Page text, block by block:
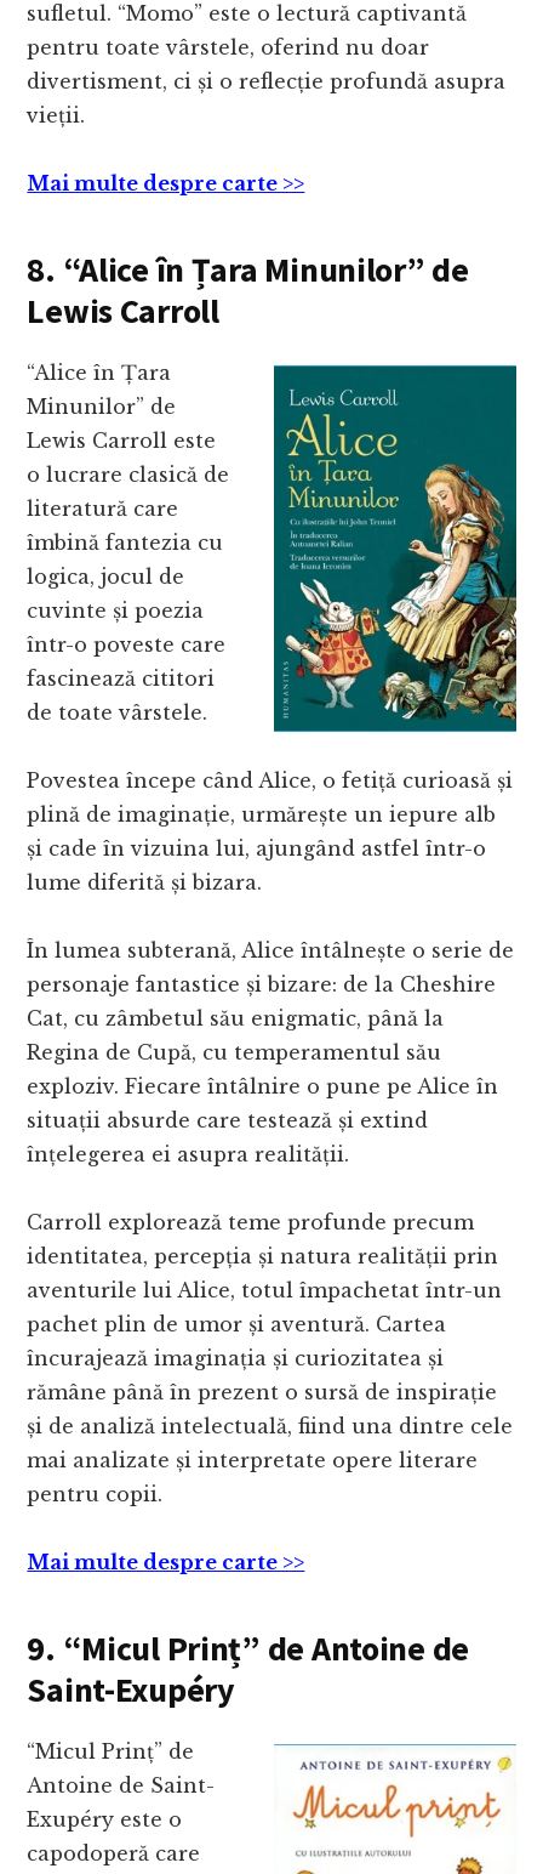
sufletul. “Momo” este o lectură captivantă
pentru toate vârstele, oferind nu doar
divertisment, ci și o reflecție profundă asupra
vieții.
Mai multe despre carte >>
8. “Alice în Țara Minunilor” de
Lewis Carroll
“Alice în Țara
Minunilor” de
Lewis Carroll este
o lucrare clasică de
literatură care
îmbină fantezia cu
logica, jocul de
cuvinte și poezia
într-o poveste care
fascinează cititori
de toate vârstele.
Povestea începe când Alice, o fetiță curioasă și
plină de imaginație, urmărește un iepure alb
și cade în vizuina lui, ajungând astfel într-o
lume diferită și bizara.
În lumea subterană, Alice întâlnește o serie de
personaje fantastice și bizare: de la Cheshire
Cat, cu zâmbetul său enigmatic, până la
Regina de Cupă, cu temperamentul său
exploziv. Fiecare întâlnire o pune pe Alice în
situații absurde care testează și extind
înțelegerea ei asupra realității.
Carroll explorează teme profunde precum
identitatea, percepția și natura realității prin
aventurile lui Alice, totul împachetat într-un
pachet plin de umor și aventură. Cartea
încurajează imaginația și curiozitatea și
rămâne până în prezent o sursă de inspirație
și de analiză intelectuală, fiind una dintre cele
mai analizate și interpretate opere literare
pentru copii.
Mai multe despre carte >>
9. “Micul Prinț” de Antoine de
Saint-Exupéry
“Micul Prinț” de
Antoine de Saint-
Exupéry este o
capodoperă care